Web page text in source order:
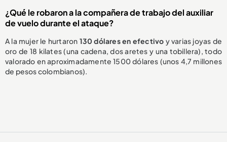
¿Qué le robaron a la compañera de trabajo del auxiliar
de vuelo durante el ataque?
A la mujer le hurtaron 130 dólares en efectivo y varias joyas de
oro de 18 kilates (una cadena, dos aretes y una tobillera), todo
valorado en aproximadamente 1500 dólares (unos 4,7 millones
de pesos colombianos).